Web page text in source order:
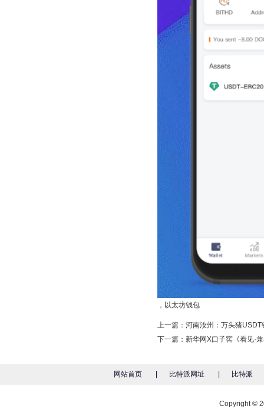
，以太坊钱包
上一篇： 河南汝州：万头猪USDT
下一篇： 新华网X口子窖《看见·
网站首页 比特派网址 比特派
Copyright ©